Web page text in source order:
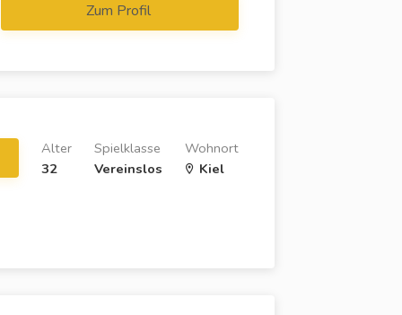
Zum Profil
Wohnort
Kiel
Spielklasse
Vereinslos
Alter
32